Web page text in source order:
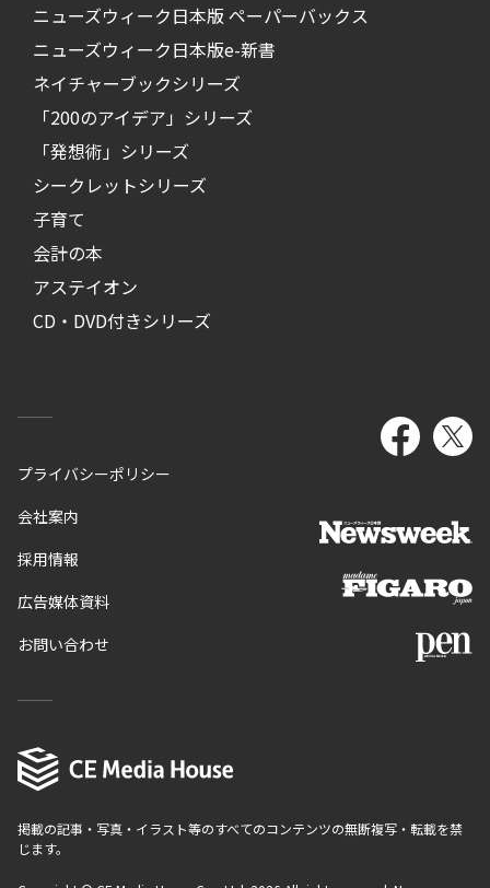
ニューズウィーク日本版 ペーパーバックス
ニューズウィーク日本版e-新書
ネイチャーブックシリーズ
「200のアイデア」シリーズ
「発想術」シリーズ
シークレットシリーズ
子育て
会計の本
アステイオン
CD・DVD付きシリーズ
プライバシーポリシー
会社案内
採用情報
広告媒体資料
お問い合わせ
掲載の記事・写真・イラスト等のすべてのコンテンツの無断複写・転載を禁
じます。